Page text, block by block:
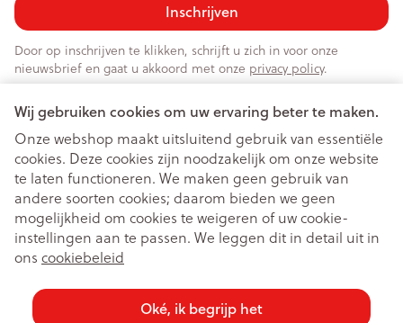
Wij gebruiken cookies om uw ervaring beter te maken.
Onze webshop maakt uitsluitend gebruik van essentiële
cookies. Deze cookies zijn noodzakelijk om onze website
te laten functioneren. We maken geen gebruik van
andere soorten cookies; daarom bieden we geen
mogelijkheid om cookies te weigeren of uw cookie-
instellingen aan te passen. We leggen dit in detail uit in
ons cookiebeleid
Oké, ik begrijp het
Inschrijven
Door op inschrijven te klikken, schrijft u zich in voor onze
nieuwsbrief en gaat u akkoord met onze privacy policy.
Juridische links